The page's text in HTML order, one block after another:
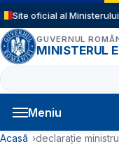
Sari la conținutul
Site oficial al
GUVERNUL
MINISTERUL
Caută
Meniu
Acasă declarație ministru